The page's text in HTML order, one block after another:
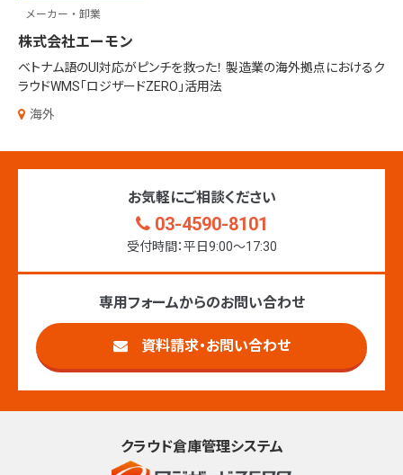
メーカー・卸業
株式会社エーモン
ベトナム語のUI対応がピンチを救った！ 製造業の海外拠点におけるク
ラウドWMS「ロジザードZERO」活用法
海外
お気軽にご相談ください
03-4590-8101
受付時間：平日9:00〜17:30
専用フォームからのお問い合わせ
資料請求・お問い合わせ
クラウド倉庫管理システム